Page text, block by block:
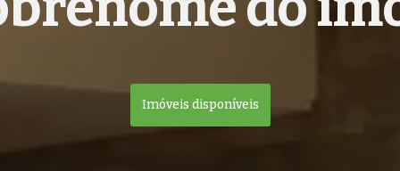
Imóveis disponíveis